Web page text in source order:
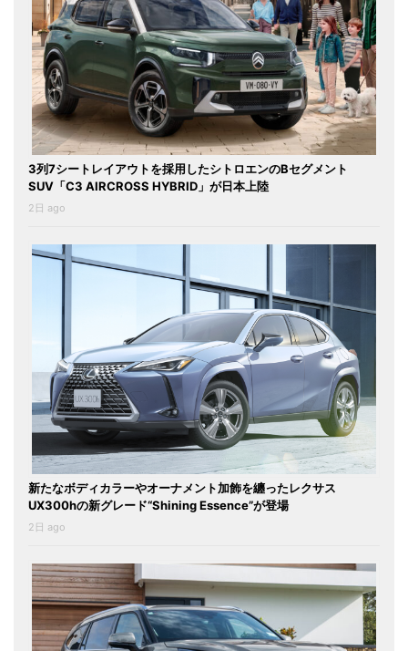
3列7シートレイアウトを採用したシトロエンのBセグメント
SUV「C3 AIRCROSS HYBRID」が日本上陸
2日 ago
新たなボディカラーやオーナメント加飾を纏ったレクサス
UX300hの新グレード“Shining Essence”が登場
2日 ago